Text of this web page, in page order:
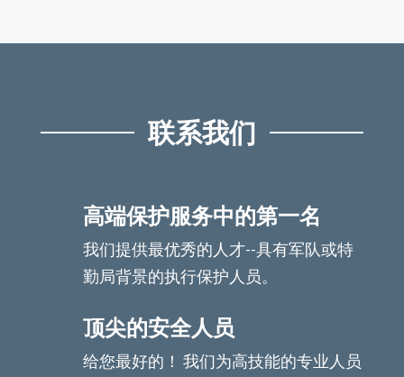
联系我们
高端保护服务中的第一名
我们提供最优秀的人才--具有军队或特
勤局背景的执行保护人员。
顶尖的安全人员
给您最好的！ 我们为高技能的专业人员